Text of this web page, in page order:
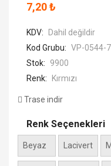
7,20 ₺
KDV:
Dahil değildir
Kod Grubu: VP-0544-
Stok:
9900
Renk:
Kırmızı
Trase indir
Renk Seçenekleri
Beyaz Lacivert